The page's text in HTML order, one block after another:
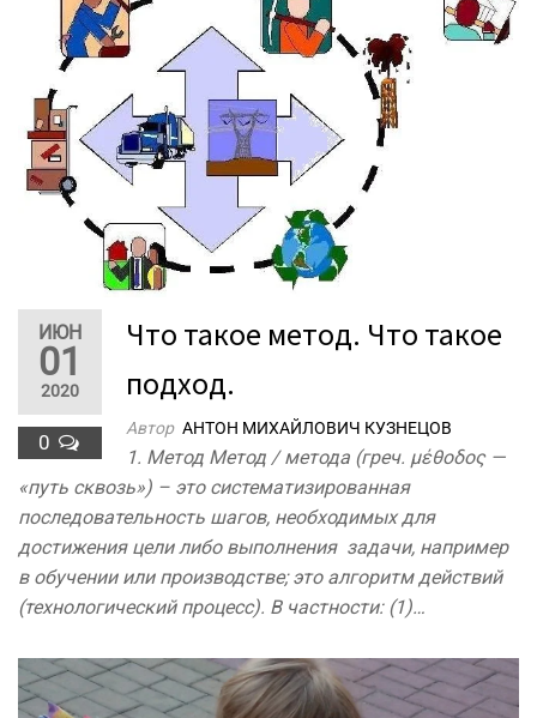
ИЮН
01
2020
0
Что такое метод. Что такое
подход.
Автор АНТОН МИХАЙЛОВИЧ КУЗНЕЦОВ
1. Метод Метод / метода (греч. μέθοδος —
«путь сквозь») – это систематизированная
последовательность шагов, необходимых для
достижения цели либо выполнения задачи, например
в обучении или производстве; это алгоритм действий
(технологический процесс). В частности: (1)…